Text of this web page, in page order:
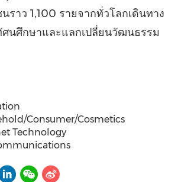
ราว 1,100 รายจากทั่วโลกเดินทาง
ศนศึกษาและแลกเปลี่ยนวัฒนธรรม
Consumer/Cosmetics
Technology